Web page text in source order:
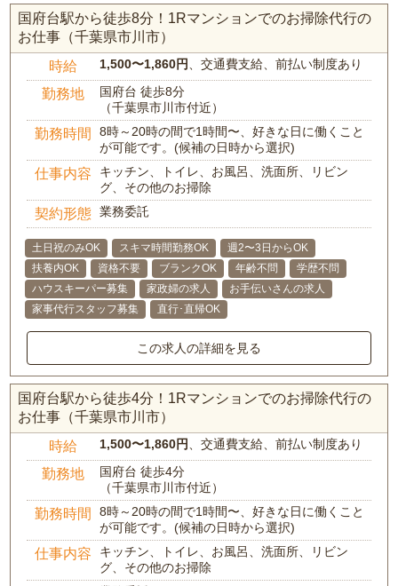
国府台駅から徒歩8分！1Rマンションでのお掃除代行の
お仕事（千葉県市川市）
時給 1,500〜1,860円 、交通費支給、前払い制度あり
勤務地
国府台 徒歩8分
（千葉県市川市付近）
勤務時間
8時～20時の間で1時間〜、好きな日に働くこと
が可能です。(候補の日時から選択)
仕事内容
キッチン、トイレ、お風呂、洗面所、リビン
グ、その他のお掃除
契約形態 業務委託
土日祝のみOK スキマ時間勤務OK
週2〜3日からOK
扶養内OK
資格不要 ブランクOK 年齢不問
学歴不問
ハウスキーパー募集
家政婦の求人
お手伝いさんの求人
家事代行スタッフ募集
直行･直帰OK
この求人の詳細を見る
国府台駅から徒歩4分！1Rマンションでのお掃除代行の
お仕事（千葉県市川市）
時給 1,500〜1,860円 、交通費支給、前払い制度あり
勤務地
国府台 徒歩4分
（千葉県市川市付近）
勤務時間
8時～20時の間で1時間〜、好きな日に働くこと
が可能です。(候補の日時から選択)
仕事内容
キッチン、トイレ、お風呂、洗面所、リビン
グ、その他のお掃除